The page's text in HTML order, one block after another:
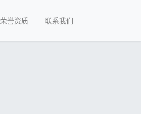
荣誉资质 联系我们